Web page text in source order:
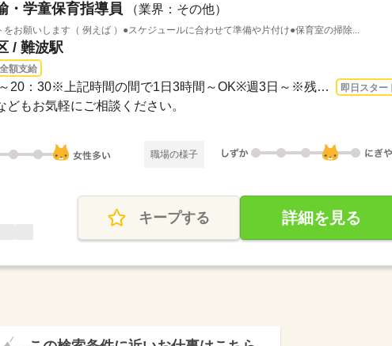
・学童保育指導員 （業界：その他）
お願いします（ 例えば ）●スケジュールに合わせて準備や片付け●保育室の掃除...
/ 難波駅
額支給
長期 即日〜 / 07：00～20：30※上記時間の間で1日3時間～OK※週3日～※残業はほとんどあ... 即日スター
もお気軽にご相談ください。
職場の様子
キープする 詳細を見る